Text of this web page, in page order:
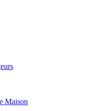
Maison